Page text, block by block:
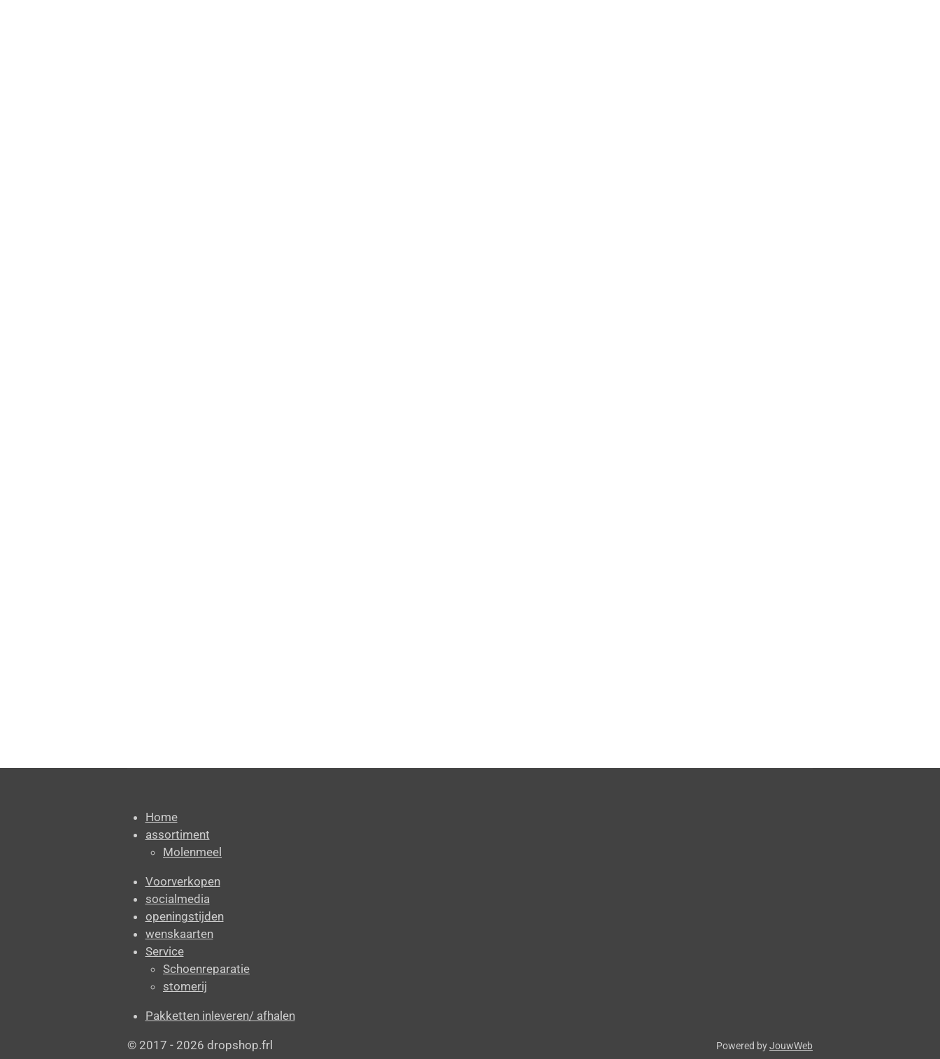
Home
assortiment
Molenmeel
Voorverkopen
socialmedia
openingstijden
wenskaarten
Service
Schoenreparatie
stomerij
Pakketten inleveren/ afhalen
© 2017 - 2026 dropshop.frl Powered byJouwWeb